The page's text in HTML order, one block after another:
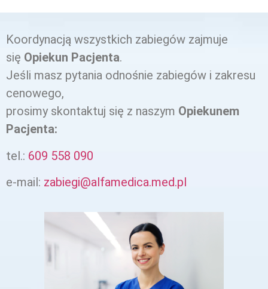
Koordynacją wszystkich zabiegów zajmuje
się Opiekun Pacjenta.
Jeśli masz pytania odnośnie zabiegów i zakresu
cenowego,
prosimy skontaktuj się z naszym Opiekunem
Pacjenta:
tel.: 609 558 090‬
e-mail: zabiegi@alfamedica.med.pl